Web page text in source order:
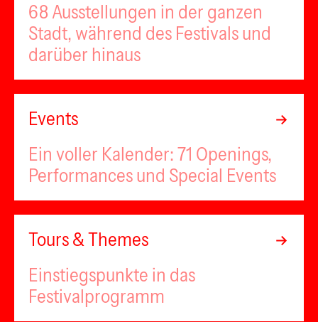
68 Ausstellungen in der ganzen
Stadt, während des Festivals und
darüber hinaus
Events
Ein voller Kalender: 71 Openings,
Performances und Special Events
Tours & Themes
Einstiegspunkte in das
Festivalprogramm